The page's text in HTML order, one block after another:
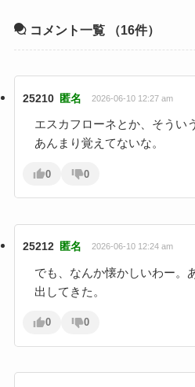
コメント一覧 （16件）
25210 匿名 2026-06-10 12:27 am
エスカフローネとか、そうい
あんまり覚えてないな。
0 0
25212 匿名 2026-06-10 12:24 am
でも、なんか懐かしいわー。
出してきた。
0 0